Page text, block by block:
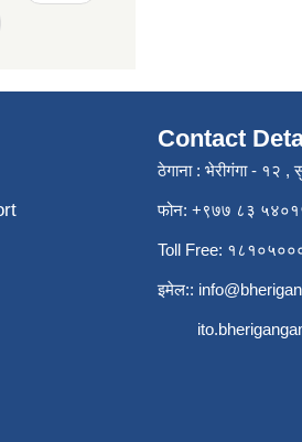
Contact
ठेगाना : भेरीगंगा - १२ ,
फोन: +९७७ ८३
Toll Free:
इमेल::